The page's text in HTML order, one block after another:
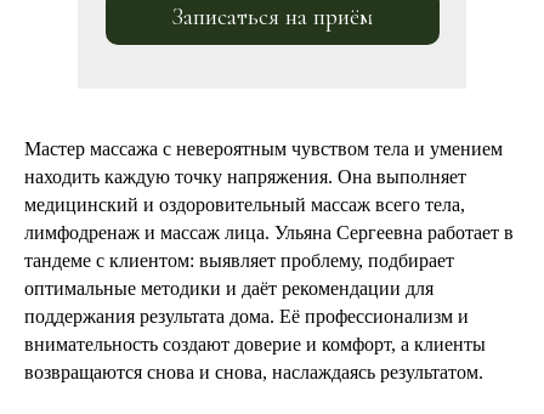
Записаться на приём
Мастер массажа с невероятным чувством тела и умением
находить каждую точку напряжения. Она выполняет
медицинский и оздоровительный массаж всего тела,
лимфодренаж и массаж лица. Ульяна Сергеевна работает в
тандеме с клиентом: выявляет проблему, подбирает
оптимальные методики и даёт рекомендации для
поддержания результата дома. Её профессионализм и
внимательность создают доверие и комфорт, а клиенты
возвращаются снова и снова, наслаждаясь результатом.